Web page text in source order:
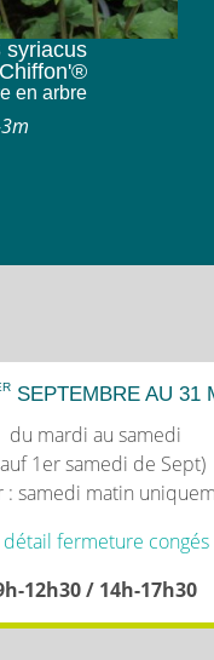
syriacus
en arbre
SEPTEMBRE AU 31
du mardi au samedi
1er samedi de Sept)
: samedi matin
détail fermeture
12h30 / 14h-17h30